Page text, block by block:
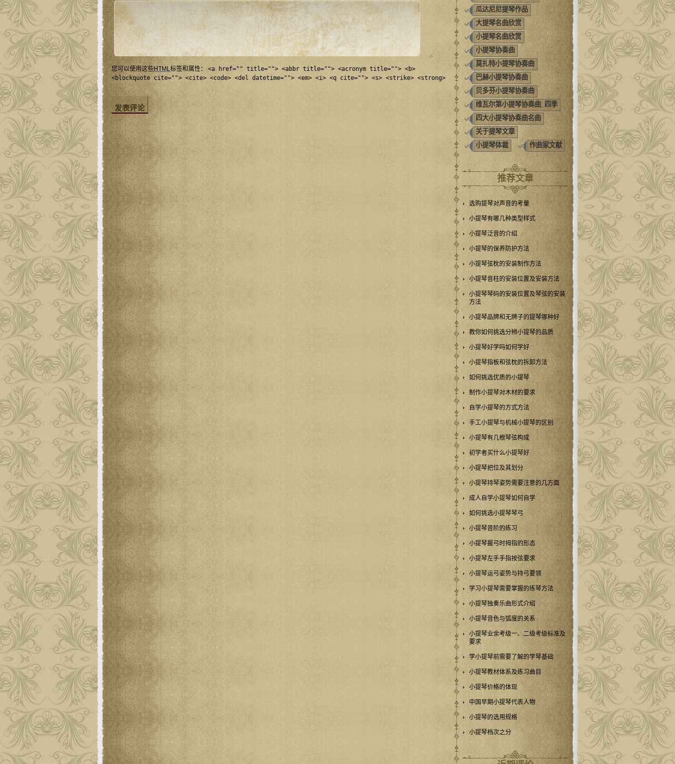
您可以使用这些HTML标签和属性： <a href="" title=""> <abbr title=""> <acronym title=""> <b>
<blockquote cite=""> <cite> <code> <del datetime=""> <em> <i> <q cite=""> <s> <strike> <strong>
瓜达尼尼提琴作品
大提琴名曲欣赏
小提琴名曲欣赏
小提琴协奏曲
莫扎特小提琴协奏曲
巴赫小提琴协奏曲
贝多芬小提琴协奏曲
维瓦尔第小提琴协奏曲_四季
四大小提琴协奏曲名曲
关于提琴文章
小提琴体裁
作曲家文献
推荐文章
选购提琴对声音的考量
小提琴有哪几种类型样式
小提琴泛音的介绍
小提琴的保养防护方法
小提琴弦枕的安装制作方法
小提琴音柱的安装位置及安装方法
小提琴琴码的安装位置及琴弦的安装
方法
小提琴品牌和无牌子的提琴哪种好
教你如何挑选分辨小提琴的品质
小提琴好学吗如何学好
小提琴指板和弦枕的拆卸方法
如何挑选优质的小提琴
制作小提琴对木材的要求
自学小提琴的方式方法
手工小提琴与机械小提琴的区别
小提琴有几根琴弦构成
初学者买什么小提琴好
小提琴把位及其划分
小提琴持琴姿势需要注意的几方面
成人自学小提琴如何自学
如何挑选小提琴琴弓
小提琴音阶的练习
小提琴握弓时拇指的形态
小提琴左手手指按弦要求
小提琴运弓姿势与持弓要领
学习小提琴需要掌握的练琴方法
小提琴独奏乐曲形式介绍
小提琴音色与弧度的关系
小提琴业余考级一、二级考级标准及
要求
学小提琴前需要了解的学琴基础
小提琴教材体系及练习曲目
小提琴价格的体现
中国早期小提琴代表人物
小提琴的选用规格
小提琴档次之分